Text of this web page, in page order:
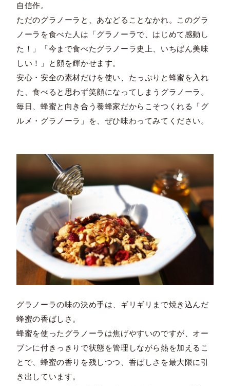
自信作。
ただのグラノーラと、あなどることなかれ。このグラ
ノーラを食べた人は「グラノーラで、はじめて感動し
た！」「今まで食べたグラノーラ史上、いちばん美味
しい！」と顔を輝かせます。
安心・安全の素材だけを使い、たっぷりと蜂蜜を入れ
た、食べると思わず笑顔になってしまうグラノーラ。
毎日、蜂蜜と向き合う養蜂家だからこそつくれる「グ
ルメ・グラノーラ」を、ぜひ味わってみてください。
グラノーラの味の決め手は、ギリギリまで焼き込んだ
蜂蜜の香ばしさ。
蜂蜜を使ったグラノーラは焦げやすいのですが、オー
ブンに付きっきりで状態を管理しながら熱を加えるこ
とで、蜂蜜の香りを残しつつ、香ばしさを最大限に引
き出しています。